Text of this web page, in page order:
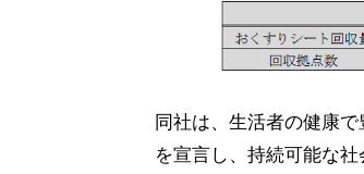
同社は、生活者の健康
を宣言し、持続可能な